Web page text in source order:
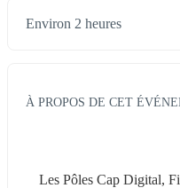
Environ 2 heures
À PROPOS DE CET
Les Pôles Cap Digital,